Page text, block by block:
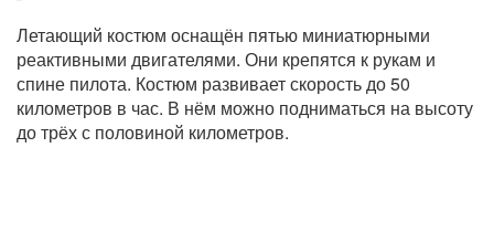
Летающий костюм оснащён пятью миниатюрными
реактивными двигателями. Они крепятся к рукам и
спине пилота. Костюм развивает скорость до 50
километров в час. В нём можно подниматься на высоту
до трёх с половиной километров.